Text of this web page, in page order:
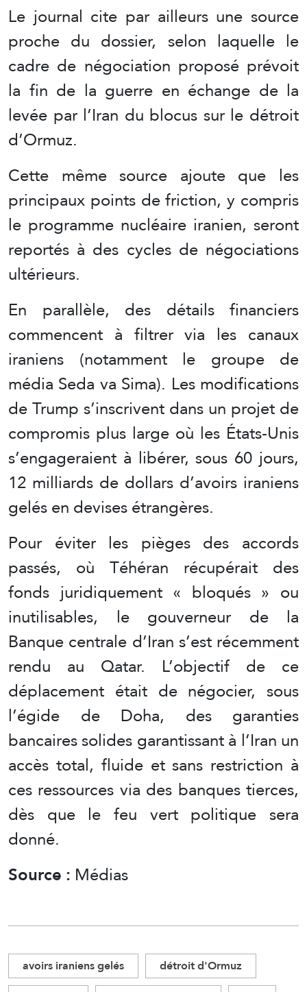
Le journal cite par ailleurs une source
proche du dossier, selon laquelle le
cadre de négociation proposé prévoit
la fin de la guerre en échange de la
levée par l’Iran du blocus sur le détroit
d’Ormuz.
Cette même source ajoute que les
principaux points de friction, y compris
le programme nucléaire iranien, seront
reportés à des cycles de négociations
ultérieurs.
En parallèle, des détails financiers
commencent à filtrer via les canaux
iraniens (notamment le groupe de
média Seda va Sima). Les modifications
de Trump s’inscrivent dans un projet de
compromis plus large où les États-Unis
s’engageraient à libérer, sous 60 jours,
12 milliards de dollars d’avoirs iraniens
gelés en devises étrangères.
Pour éviter les pièges des accords
passés, où Téhéran récupérait des
fonds juridiquement « bloqués » ou
inutilisables, le gouverneur de la
Banque centrale d’Iran s’est récemment
rendu au Qatar. L’objectif de ce
déplacement était de négocier, sous
l’égide de Doha, des garanties
bancaires solides garantissant à l’Iran un
accès total, fluide et sans restriction à
ces ressources via des banques tierces,
dès que le feu vert politique sera
donné.
Source : Médias
avoirs iraniens gelés
détroit d'Ormuz